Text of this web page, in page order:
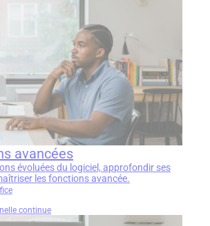
avancées
évoluées du logiciel, approfondir ses
les fonctions avancée.
continue